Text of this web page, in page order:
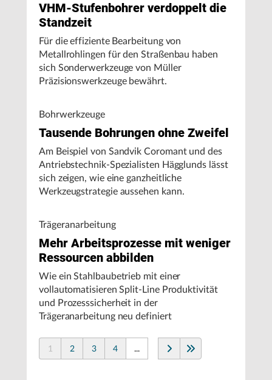
VHM-Stufenbohrer verdoppelt die
Standzeit
Für die effiziente Bearbeitung von
Metallrohlingen für den Straßenbau haben
sich Sonderwerkzeuge von Müller
Präzisionswerkzeuge bewährt.
Bohrwerkzeuge
Tausende Bohrungen ohne Zweifel
Am Beispiel von Sandvik Coromant und des
Antriebstechnik-Spezialisten Hägglunds lässt
sich zeigen, wie eine ganzheitliche
Werkzeugstrategie aussehen kann.
Trägeranarbeitung
Mehr Arbeitsprozesse mit weniger
Ressourcen abbilden
Wie ein Stahlbaubetrieb mit einer
vollautomatisieren Split-Line Produktivität
und Prozesssicherheit in der
Trägeranarbeitung neu definiert
1 2 3 4 ...